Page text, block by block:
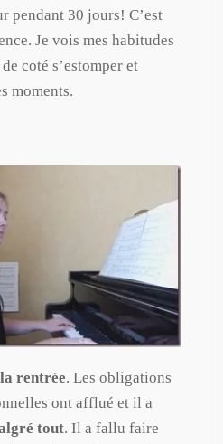
pendant 30 jours! C’est
Je vois mes habitudes
coté s’estomper et
moments.
rentrée. Les obligations
ont afflué et il a
tout. Il a fallu faire